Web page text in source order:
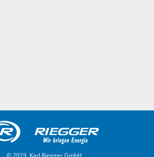
© 2019, Karl Riegger GmbH